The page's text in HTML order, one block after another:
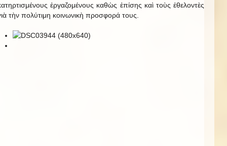
ἐργαζομένους καθὼς ἐπίσης καὶ τοὺς ἐθελοντὲς
τὴν πολύτιμη κοινωνικὴ προσφορά τους.